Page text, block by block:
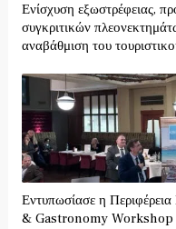
Ενίσχυση εξωστρέφειας,
συγκριτικών
αναβάθμιση του
Εντυπωσίασε η
& Gastronomy Workshop